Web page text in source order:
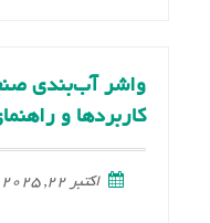
رایج
در
انتخاب
واشر
واشر آب‌بندی
کاربردها و
اکتبر 22, 2025